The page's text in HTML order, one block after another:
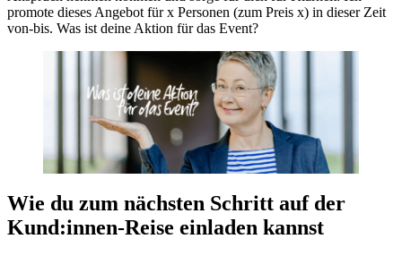
promote dieses Angebot für x Personen (zum Preis x) in dieser Zeit
von-bis. Was ist deine Aktion für das Event?
Wie du zum nächsten Schritt auf der
Kund:innen-Reise einladen kannst